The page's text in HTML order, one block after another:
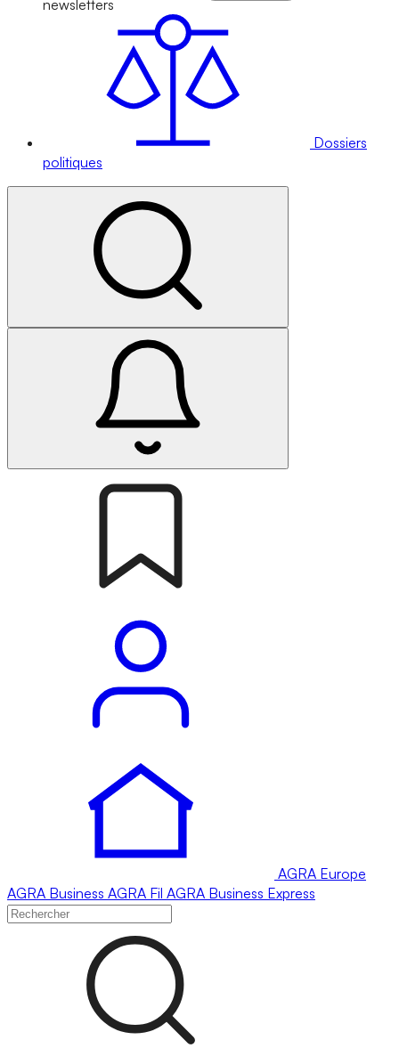
newsletters
Dossiers
politiques
AGRA Europe
AGRA Business AGRA Fil AGRA Business Express